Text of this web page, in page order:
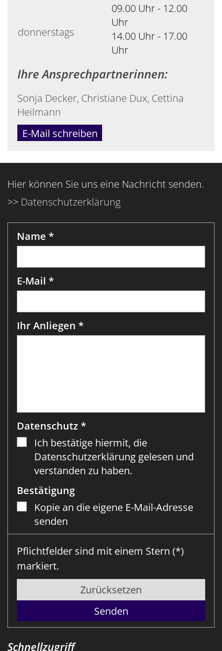
donnerstags
09.00 Uhr - 12.00
Uhr
14.00 Uhr - 17.00
Uhr
Ihre Ansprechpartnerinnen:
Sonja Decker, Christiane Dux, Cettina
Heilmann
E-Mail schreiben
Hier können Sie uns eine Nachricht senden.
>> Datenschutzerklärung
Name *
E-Mail *
Ihr Anliegen *
Datenschutz *
Ich bestätige hiermit, die
Datenschutzerklärung gelesen und
verstanden zu haben.
Bestätigung
Kopie an die eigene E-Mail-Adresse
senden
Pflichtfelder sind mit einem Stern (*)
markiert.
Zurücksetzen
Schnellzugriff